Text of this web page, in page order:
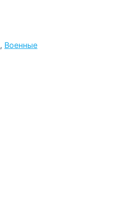
, Военные